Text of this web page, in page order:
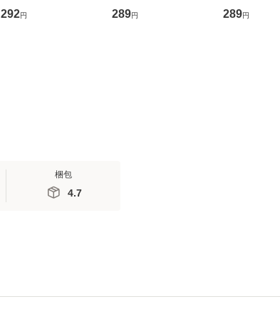
の正しい理解と克服法
(SB新書 572) / 岡田尊
292円
かり / [CD]【メール便
送料無料】
289円
盤） / 清水
ミリヤ / [CD]【メール
289円
梱包
4.7